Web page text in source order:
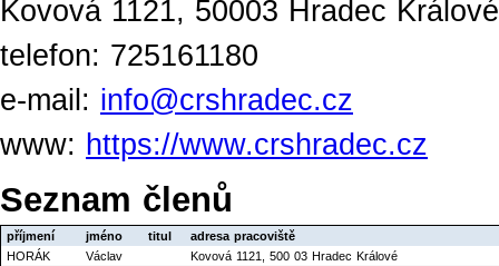
Kovová 1121, 50003 Hradec Králové
telefon: 725161180
e-mail: info@crshradec.cz
www: https://www.crshradec.cz
Seznam členů
příjmení jméno titul
adresa pracoviště
HORÁK
Václav Kovová 1121, 500 03 Hradec Králové